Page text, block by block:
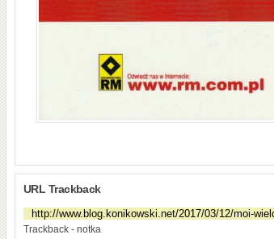
URL Trackback
Trackback - notka